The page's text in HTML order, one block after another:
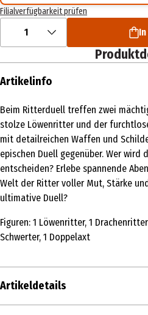
Filialverfügbarkeit prüfen
1
Artikelinfo
Beim Ritterduell treffen zwei
stolze Löwenritter und der
mit detailreichen Waffen und
epischen Duell gegenüber. Wer wird
entscheiden? Erlebe spannende
Welt der Ritter voller Mut, Stärke
ultimative Duell?
Figuren: 1 Löwenritter, 1
Schwerter, 1 Doppelaxt
Artikeldetails